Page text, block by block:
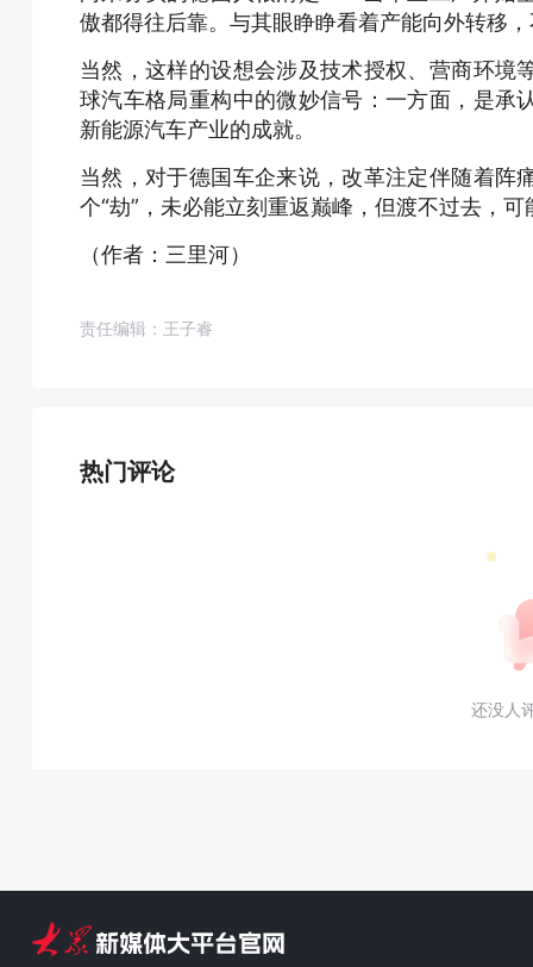
傲都得往后靠。与其眼睁睁看着产能向外转移
当然，这样的设想会涉及技术授权、营商环境
球汽车格局重构中的微妙信号：一方面，是承
新能源汽车产业的成就。
当然，对于德国车企来说，改革注定伴随着阵
个“劫”，未必能立刻重返巅峰，但渡不过去，
（作者：三里河）
责任编辑：王子睿
热门评论
还没人